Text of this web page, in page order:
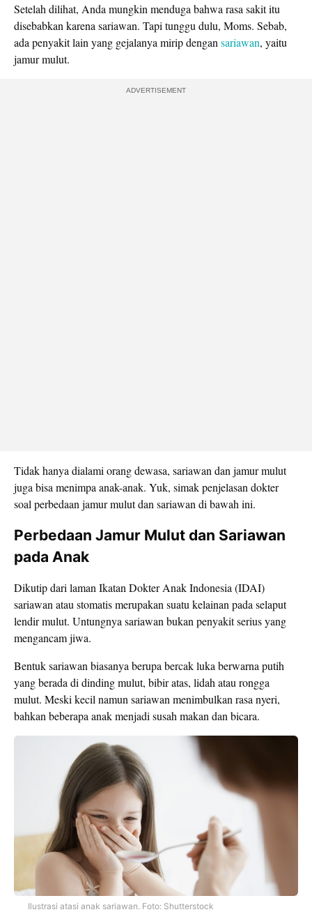
Setelah dilihat, Anda mungkin menduga bahwa rasa sakit itu
disebabkan karena sariawan. Tapi tunggu dulu, Moms. Sebab,
ada penyakit lain yang gejalanya mirip dengan sariawan, yaitu
jamur mulut.
ADVERTISEMENT
Tidak hanya dialami orang dewasa, sariawan dan jamur mulut
juga bisa menimpa anak-anak. Yuk, simak penjelasan dokter
soal perbedaan jamur mulut dan sariawan di bawah ini.
Perbedaan Jamur Mulut dan Sariawan
pada Anak
Dikutip dari laman Ikatan Dokter Anak Indonesia (IDAI)
sariawan atau stomatis merupakan suatu kelainan pada selaput
lendir mulut. Untungnya sariawan bukan penyakit serius yang
mengancam jiwa.
Bentuk sariawan biasanya berupa bercak luka berwarna putih
yang berada di dinding mulut, bibir atas, lidah atau rongga
mulut. Meski kecil namun sariawan menimbulkan rasa nyeri,
bahkan beberapa anak menjadi susah makan dan bicara.
Ilustrasi atasi anak sariawan. Foto: Shutterstock